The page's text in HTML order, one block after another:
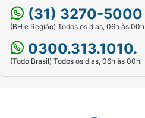
Disteardimonium
(Linalol), Alpha-Isomethyl
(31) 3270-5000
(BH e Região) Todos os dias, 06h às 00h
0300.313.1010.
(Todo Brasil) Todos os dias, 06h às 00h